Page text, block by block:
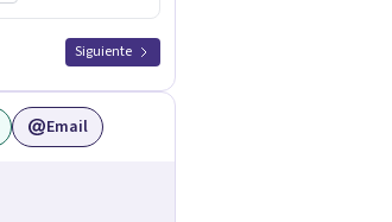
Siguiente
Email